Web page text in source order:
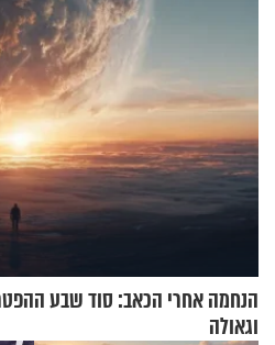
הנחמה אחרי הכאב: סוד שבע
וגאולה